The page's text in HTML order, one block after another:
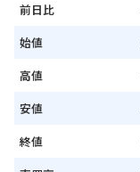
前日比
始値
高値
安値
終値